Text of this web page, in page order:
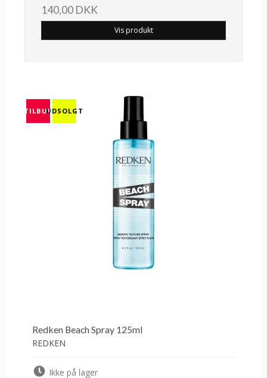
140,00 DKK
Vis produkt
TILBUDUDSOLGT
Redken Beach Spray 125ml
REDKEN
Ikke på lager